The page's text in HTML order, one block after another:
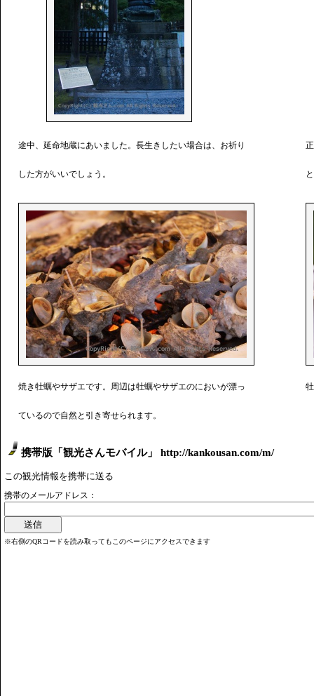
途中、延命地蔵にあいました。長生きしたい場合は、お祈り
した方がいいでしょう。
焼き牡蠣やサザエです。周辺は牡蠣やサザエのにおいが漂っ
ているので自然と引き寄せられます。
携帯版「観光さんモバイル」 http://kankousan.com/m/
この観光情報を携帯に送る
携帯のメールアドレス：
※右側のQRコードを読み取ってもこのページにアクセスできます